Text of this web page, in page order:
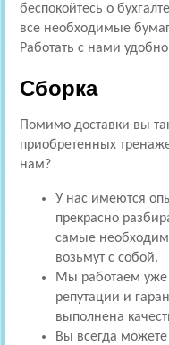
беспокойтесь о
все необходимые
Работать с нами
Сборка
Помимо доставки вы
приобретенных
нам?
У нас имеются
прекрасно
самые
возьмут с собой.
Мы работаем уже
репутации и
выполнена
Вы всегда